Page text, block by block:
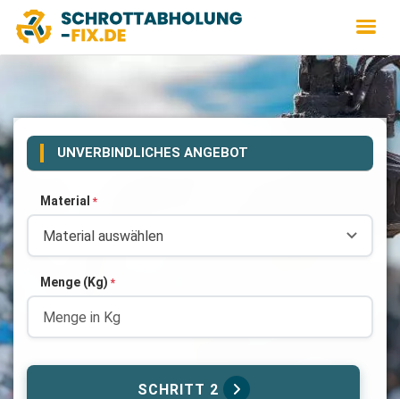
UNVERBINDLICHES ANGEBOT
Material *
Menge (Kg) *
SCHRITT 2